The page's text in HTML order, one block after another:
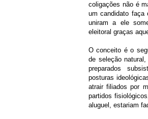
coligações não é
um candidato faça
uniram a ele
eleitoral graças
O conceito é o
de seleção
preparados
posturas
atrair filiados por
partidos
aluguel, estariam